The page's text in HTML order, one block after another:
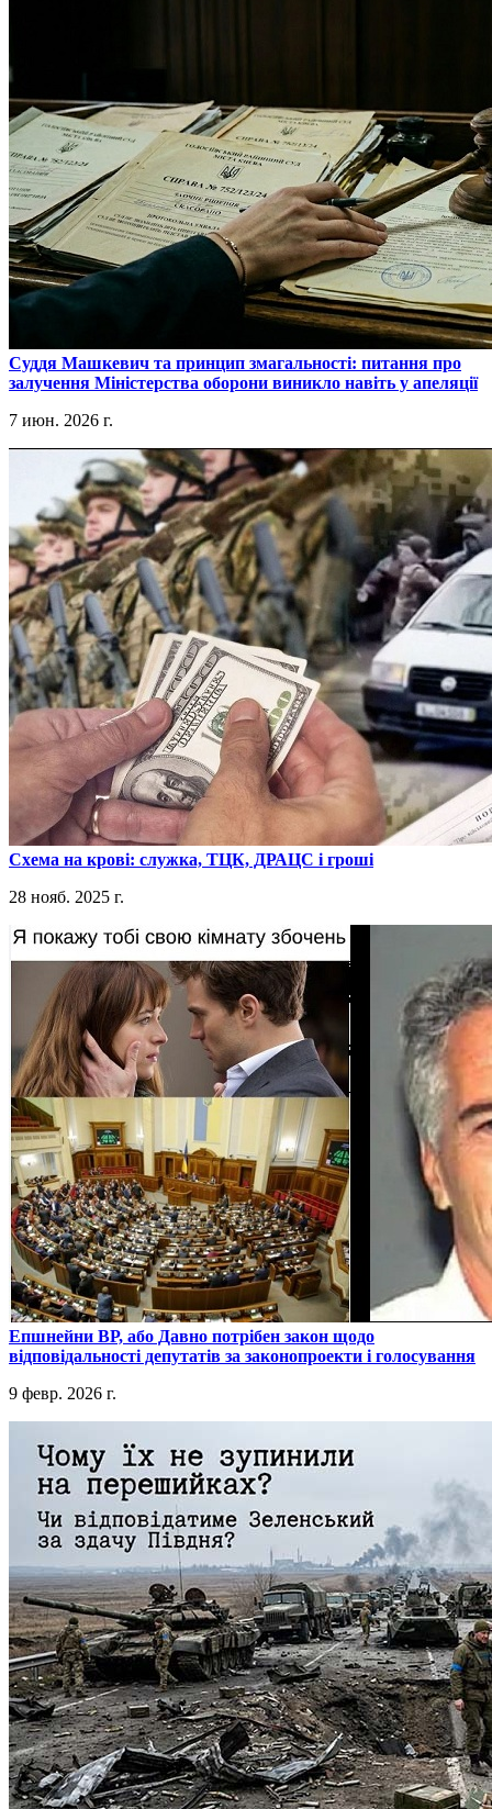
​Суддя Машкевич та принцип змагальності: питання про
залучення Міністерства оборони виникло навіть у апеляції
7 июн. 2026 г.
​Схема на крові: служка, ТЦК, ДРАЦС і гроші
28 нояб. 2025 г.
​Епшнейни ВР, або Давно потрібен закон щодо
відповідальності депутатів за законопроекти і голосування
9 февр. 2026 г.